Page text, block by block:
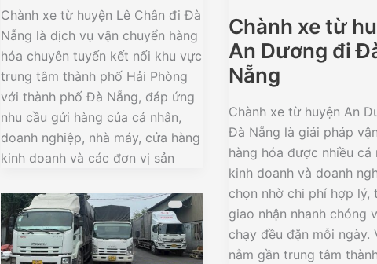
Chành xe từ huyện Lê Chân đi Đà
Nẵng là dịch vụ vận chuyển hàng
hóa chuyên tuyến kết nối khu vực
trung tâm thành phố Hải Phòng
với thành phố Đà Nẵng, đáp ứng
nhu cầu gửi hàng của cá nhân,
doanh nghiệp, nhà máy, cửa hàng
kinh doanh và các đơn vị sản
Chành xe từ
An Dương đi
Nẵng
Chành xe từ huyện An
Đà Nẵng là giải pháp
hàng hóa được nhiều cá
kinh doanh và doanh
chọn nhờ chi phí hợp lý,
giao nhận nhanh chóng
chạy đều đặn mỗi ngày.
nằm gần trung tâm